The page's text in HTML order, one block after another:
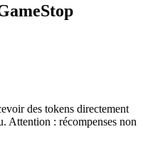
des tokens directement
Attention : récompenses non